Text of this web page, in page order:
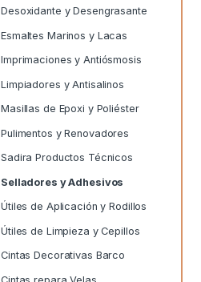
Desoxidante y Desengrasante
Esmaltes Marinos y Lacas
Imprimaciones y Antiósmosis
Limpiadores y Antisalinos
Masillas de Epoxi y Poliéster
Pulimentos y Renovadores
Sadira Productos Técnicos
Selladores y Adhesivos
Útiles de Aplicación y Rodillos
Útiles de Limpieza y Cepillos
Cintas Decorativas Barco